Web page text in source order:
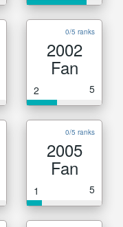
0/5 ranks
2002
Fan
2 5
0/5 ranks
2005
Fan
1 5